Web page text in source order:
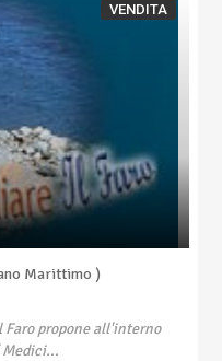
VENDITA
Marittimo )
propone all'interno
Medici...